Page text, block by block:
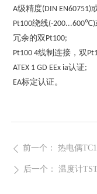
A级精度(DIN EN60751)
Pt100绕线(-200...600℃)
冗余的双 Pt100;
Pt100 4线制连接，双
ATEX 1 GD EEx ia认证;
EA标定认证。
ꄴ 前一个： 热电偶
ꄲ 后一个： 温度计